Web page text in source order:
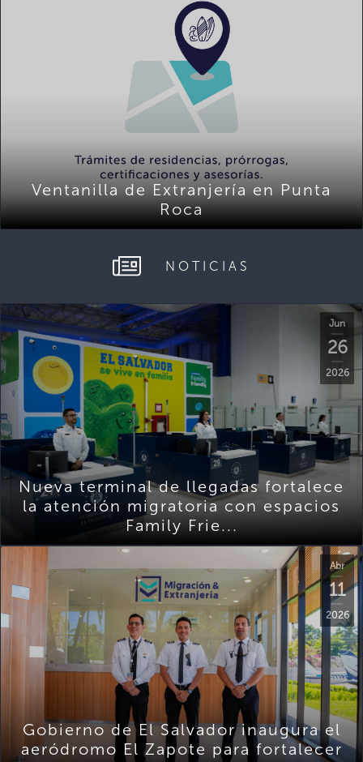
Ventanilla de Extranjería en Punta
Roca
NOTICIAS
Jun
26
2026
Nueva terminal de llegadas fortalece
la atención migratoria con espacios
Family Frie...
Abr
11
2026
Gobierno de El Salvador inaugura el
aeródromo El Zapote para fortalecer